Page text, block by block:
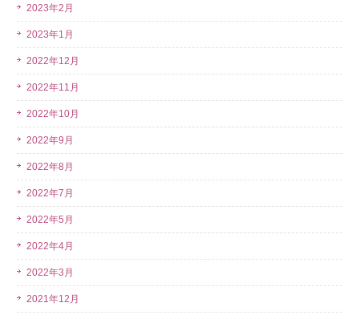
2023年2月
2023年1月
2022年12月
2022年11月
2022年10月
2022年9月
2022年8月
2022年7月
2022年5月
2022年4月
2022年3月
2021年12月